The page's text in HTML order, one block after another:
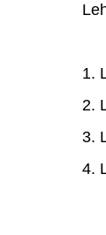
1.
2.
3.
4.